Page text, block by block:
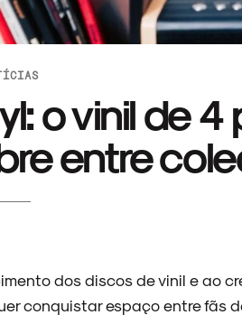
o vinil de
entre
dos discos de vinil e ao
conquistar espaço entre fãs